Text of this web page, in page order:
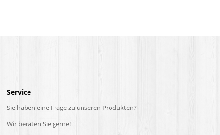
Service
Sie haben eine Frage zu unseren Produkten?
Wir beraten Sie gerne!